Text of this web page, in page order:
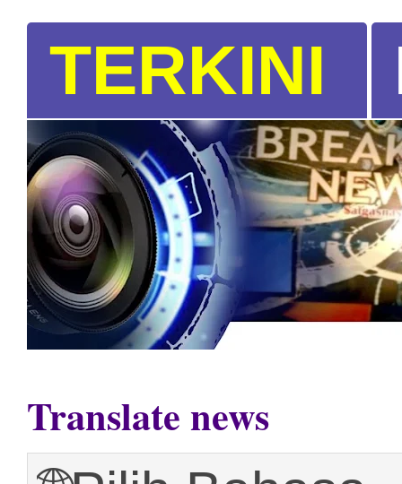
TERKINI
Translate news